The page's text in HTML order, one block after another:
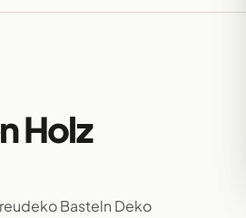
Holz
Basteln Deko